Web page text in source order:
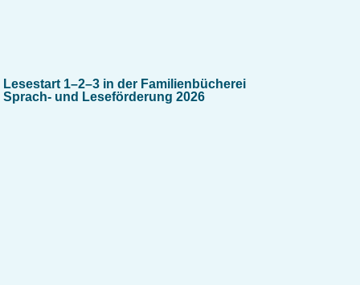
Lesestart 1–2–3 in der Familienbücherei
Sprach- und Leseförderung 2026